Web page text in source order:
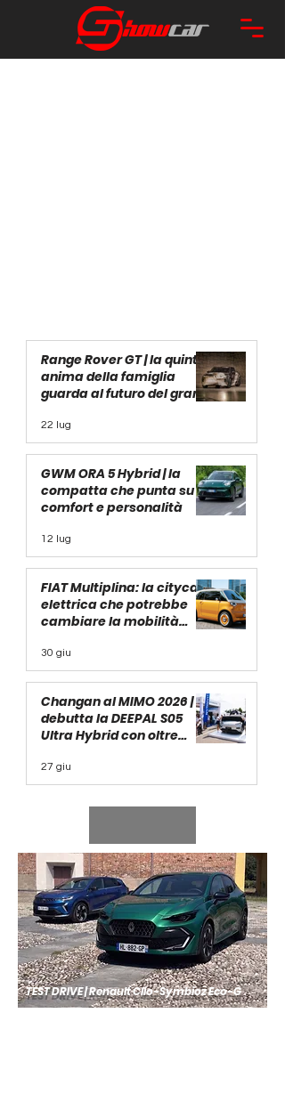
Range Rover GT | la quinta
anima della famiglia
guarda al futuro del gran
22 lug
GWM ORA 5 Hybrid | la
compatta che punta su
comfort e personalità
12 lug
FIAT Multiplina: la citycar
elettrica che potrebbe
cambiare la mobilità
30 giu
Changan al MIMO 2026 |
debutta la DEEPAL S05
Ultra Hybrid con oltre
27 giu
TEST DRIVE | Renault Clio-Symbioz Eco-G